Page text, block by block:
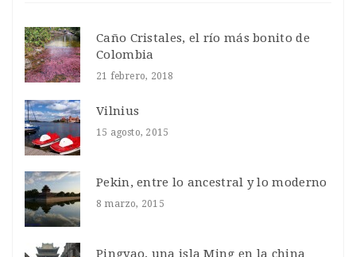
Caño Cristales, el río más bonito de
Colombia
21 febrero, 2018
Vilnius
15 agosto, 2015
Pekin, entre lo ancestral y lo moderno
8 marzo, 2015
Pingyao, una isla Ming en la china